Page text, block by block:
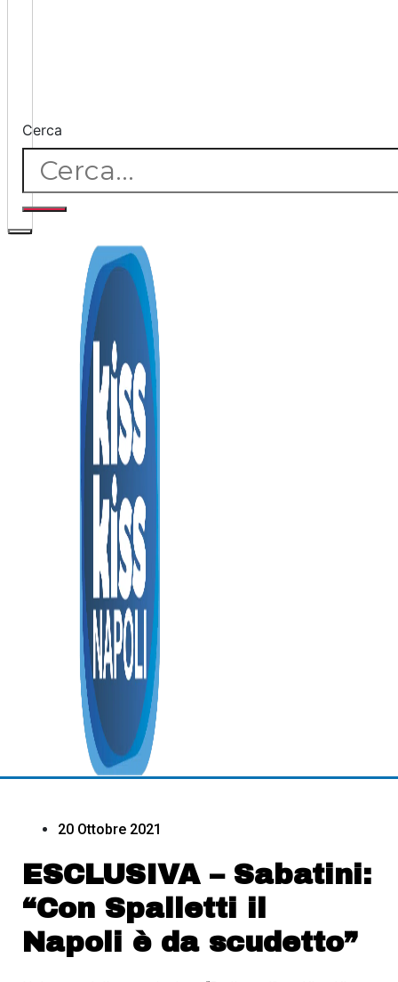
Cerca
20 Ottobre 2021
ESCLUSIVA – Sabatini:
“Con Spalletti il
Napoli è da scudetto”